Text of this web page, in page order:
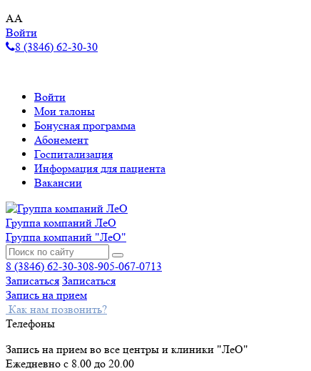
AA
Войти
8 (3846) 62-30-30
Войти
Мои талоны
Бонусная программа
Абонемент
Госпитализация
Информация для пациента
Вакансии
Группа компаний ЛеО
Группа компаний "ЛеО"
8 (3846) 62-30-308-905-067-0713
Записаться Записаться
Запись на прием
Как нам позвонить?
Телефоны
Запись на прием во все центры и клиники "ЛеО"
Ежедневно с 8.00 до 20.00